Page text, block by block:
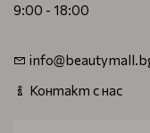
9:00 - 18:00
Контакт с нас